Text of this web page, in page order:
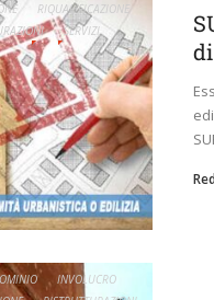
RIQUALIFICAZIONE
SERVIZI
INVOLUCRO